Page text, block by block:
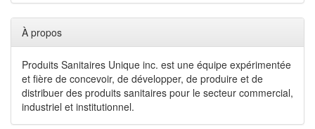
À propos
Produits Sanitaires Unique inc. est une équipe expérimentée
et fière de concevoir, de développer, de produire et de
distribuer des produits sanitaires pour le secteur commercial,
industriel et institutionnel.